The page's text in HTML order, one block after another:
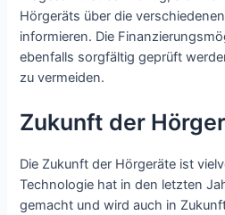
Hörgeräts über die
informieren. Die
ebenfalls sorgfältig geprüft
zu vermeiden.
Zukunft der
Die Zukunft der Hörgeräte ist
Technologie hat in den letzten
gemacht und wird auch in